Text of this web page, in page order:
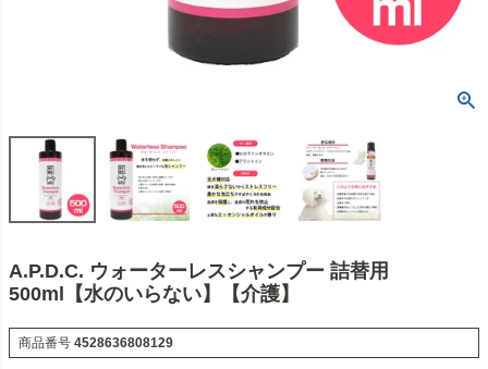
A.P.D.C. ウォーターレスシャンプー 詰替用
500ml【水のいらない】【介護】
商品番号 4528636808129